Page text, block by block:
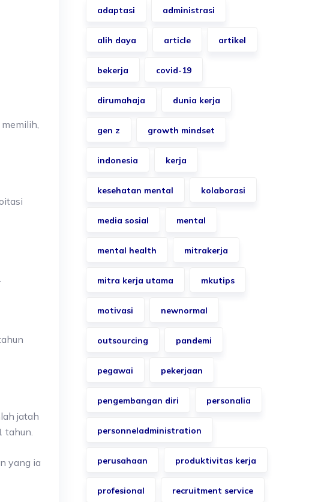
jatah
tahun.
yang ia
adaptasi administrasi
alih daya article artikel
bekerja covid-19
dirumahaja dunia kerja
gen z growth mindset
indonesia kerja
kesehatan mental kolaborasi
media sosial mental
mental health mitrakerja
mitra kerja utama mkutips
motivasi newnormal
outsourcing pandemi
pegawai pekerjaan
pengembangan diri personalia
personneladministration
perusahaan produktivitas kerja
profesional recruitment service